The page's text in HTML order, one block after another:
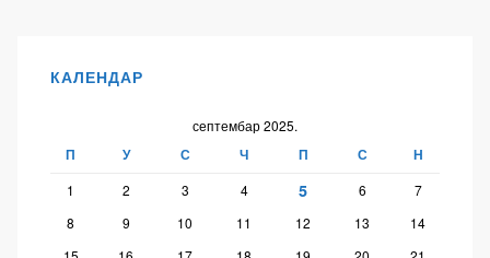
КАЛЕНДАР
септембар 2025.
П У С Ч П С Н
1 2 3 4 5 6
7
8
9 10 11 12 13
14